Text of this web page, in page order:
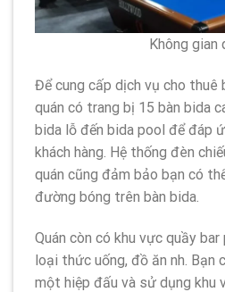
Không gian
Để cung cấp dịch vụ cho thuê
quán có trang bị 15 bàn bida
bida lỗ đến bida pool để đáp
khách hàng. Hệ thống đèn
quán cũng đảm bảo bạn có
đường bóng trên bàn bida.
Quán còn có khu vực quầy
loại thức uống, đồ ăn nh. Bạn
một hiệp đấu và sử dụng khu